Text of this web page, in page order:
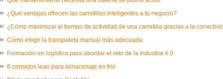
¿Qué ventajas ofrecen las carretillas inteligentes a tu negocio?
¿Cómo maximizar el tiempo de actividad de una carretilla gracias a la
Cómo elegir la transpaleta manual más adecuada
Formación en logística para abordar el reto de la industria 4.0
6 consejos lean para almacenaje en frío